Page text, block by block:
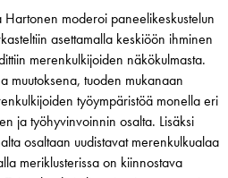
Hartonen moderoi paneelikeskustelun
asettamalla keskiöön ihminen
merenkulkijoiden näkökulmasta.
muutoksena, tuoden mukanaan
työympäristöä monella eri
ja työhyvinvoinnin osalta. Lisäksi
osaltaan uudistavat merenkulkualaa
meriklusterissa on kiinnostava